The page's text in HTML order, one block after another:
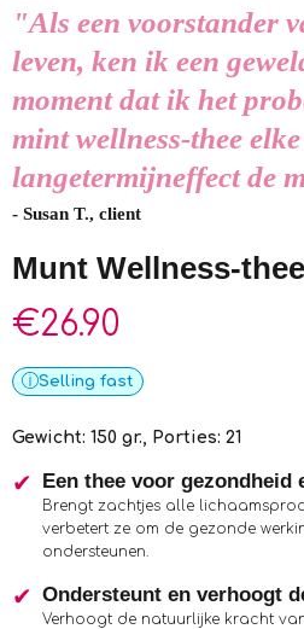
"Als een voorstander
leven, ken ik een
moment dat ik het
mint wellness-thee
langetermijneffect de
- Susan T., client
Munt Wellness-thee
€26.90
Selling fast
Gewicht: 150 gr., Porties: 21
Een thee voor gezondheid
Brengt zachtjes alle
verbetert ze om de gezonde
ondersteunen.
Ondersteunt en verhoogt
Verhoogt de natuurlijke kracht